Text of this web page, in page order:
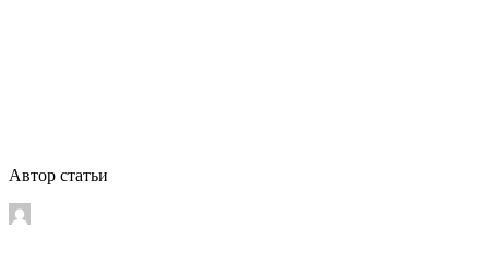
Автор статьи